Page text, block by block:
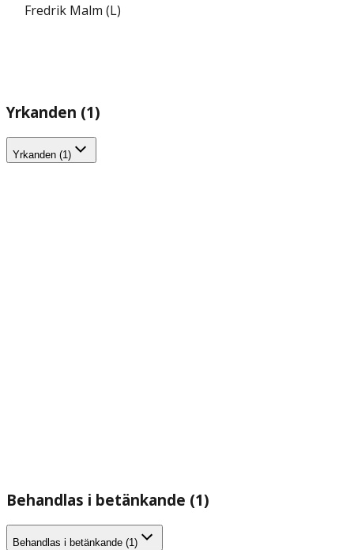
Fredrik Malm (L)
Yrkanden (1)
Yrkanden (1)
Behandlas i betänkande (1)
Behandlas i betänkande (1)